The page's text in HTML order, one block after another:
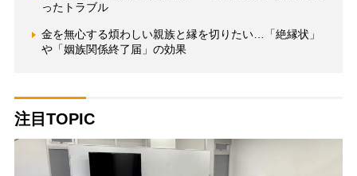
ったトラブル
金を無心する煩わしい親族と縁を切りたい…「絶縁状」
や「姻族関係終了届」の効果
注目TOPIC